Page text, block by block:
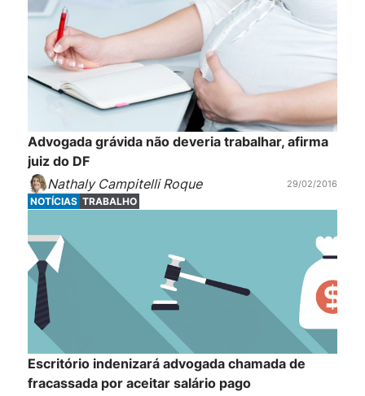
Advogada grávida não deveria trabalhar, afirma
juiz do DF
Nathaly Campitelli Roque
29/02/2016
NOTÍCIAS TRABALHO
Escritório indenizará advogada chamada de
fracassada por aceitar salário pago